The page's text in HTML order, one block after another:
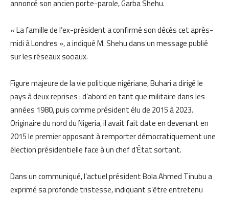
annoncé son ancien porte-parole, Garba Shehu.
« La famille de l’ex-président a confirmé son décès cet après-
midi à Londres », a indiqué M. Shehu dans un message publié
sur les réseaux sociaux.
Figure majeure de la vie politique nigériane, Buhari a dirigé le
pays à deux reprises : d’abord en tant que militaire dans les
années 1980, puis comme président élu de 2015 à 2023.
Originaire du nord du Nigeria, il avait fait date en devenant en
2015 le premier opposant à remporter démocratiquement une
élection présidentielle face à un chef d’État sortant.
Dans un communiqué, l’actuel président Bola Ahmed Tinubu a
exprimé sa profonde tristesse, indiquant s’être entretenu